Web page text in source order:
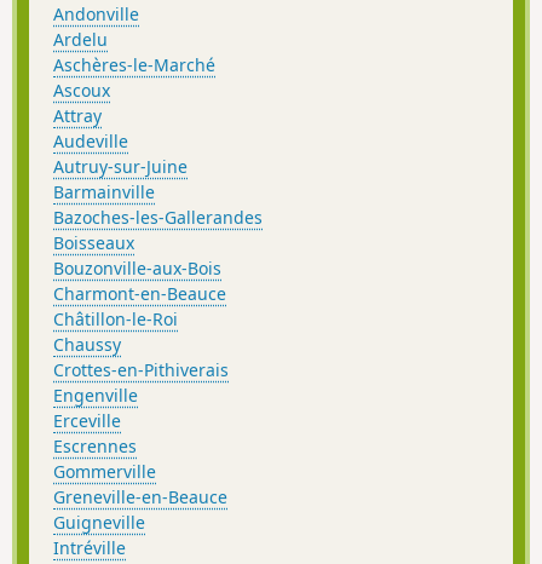
Andonville
Ardelu
Aschères-le-Marché
Ascoux
Attray
Audeville
Autruy-sur-Juine
Barmainville
Bazoches-les-Gallerandes
Boisseaux
Bouzonville-aux-Bois
Charmont-en-Beauce
Châtillon-le-Roi
Chaussy
Crottes-en-Pithiverais
Engenville
Erceville
Escrennes
Gommerville
Greneville-en-Beauce
Guigneville
Intréville